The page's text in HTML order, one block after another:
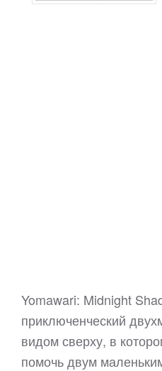
Yomawari: Midnight
приключенческий
видом сверху, в
помочь двум